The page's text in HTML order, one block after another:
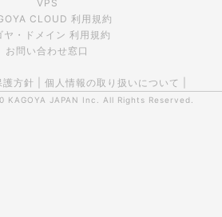
VPS
CLOUD 利用規約
ヤ・ドメイン 利用規約
お問い合わせ窓口
護方針 個人情報の取り扱いについて
KAGOYA JAPAN Inc. All Rights Reserved.